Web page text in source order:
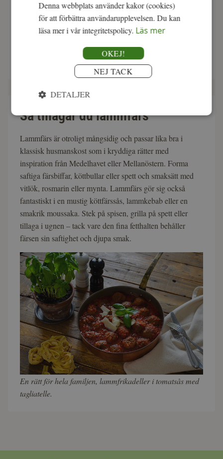
lika bra till en mustig gryta som till en kryddig kebab eller
en klassisk köttfärssås. Våra lamm växer upp på svenska
ekogårdar och betar gräs och örter, vilket ger ett kött med
både djup och karaktär. Perfekt för både vardagsmaten
och den lyxigare helgmiddagen.
Så tillagar du lammfärs
Lammfärs är otroligt mångsidig och passar lika bra i
klassisk husmanskost som i kryddiga rätter med
inspiration från Medelhavet eller Mellanöstern. Forma
saftiga färsbiffar, köttbullar eller spett och smaksätt med
vitlök, rosmarin eller mynta. Lammfärs gör sig också
fantastiskt i en mustig köttfärssås, lammkebab eller en
smakrik moussaka. Stek på spisen, grilla på spett eller
tillaga i ugnen – tack vare den fina fetthalten behåller
färsen sin saftighet och djupa smak.
En rätt för hela familjen, lammfrikadeller i tomatsås med
tagliatelle.
Denna webbplats använder kakor (cookies)
för att förbättra användarupplevelsen. Du kan
läsa mer i vår integritetspolicy. Läs mer
OKEJ!
NEJ TACK
DETALJER